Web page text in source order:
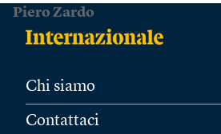
Piero Zardo
Chi siamo
Contattaci